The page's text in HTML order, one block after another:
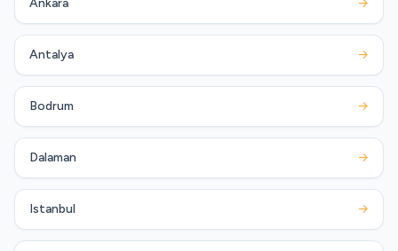
Antalya →
Bodrum →
Dalaman →
Istanbul →